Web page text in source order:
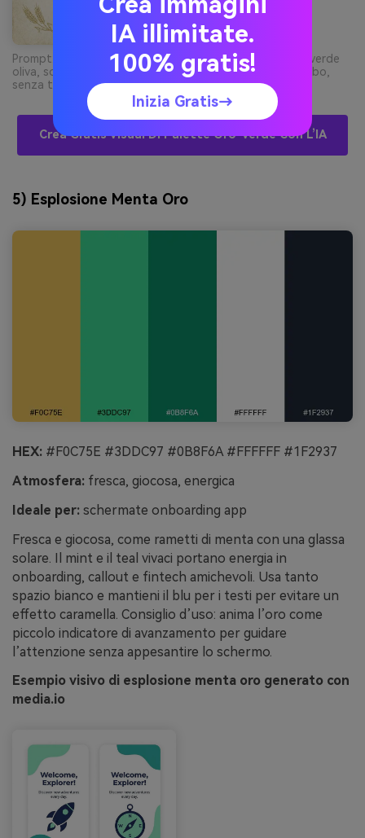
Prompt: grafica menù km 0 su sfondo carta calda, titoli verde
oliva, sottili accenti oro, tipografia pulita, senza foto cibo,
senza tavolo --ar 3:4
Crea Gratis Visual Di Palette Oro-Verde Con L’IA
5) Esplosione Menta Oro
HEX: #F0C75E #3DDC97 #0B8F6A #FFFFFF #1F2937
Atmosfera: fresca, giocosa, energica
Ideale per: schermate onboarding app
Fresca e giocosa, come rametti di menta con una glassa
solare. Il mint e il teal vivaci portano energia in
onboarding, callout e fintech amichevoli. Usa tanto
spazio bianco e mantieni il blu per i testi per evitare un
effetto caramella. Consiglio d’uso: anima l’oro come
piccolo indicatore di avanzamento per guidare
l’attenzione senza appesantire lo schermo.
Esempio visivo di esplosione menta oro generato con
media.io
IA illimitate.
100% gratis!
Inizia Gratis→